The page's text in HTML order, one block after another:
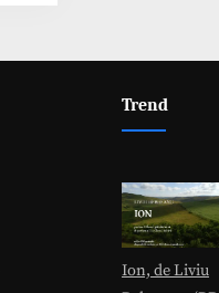
Trend
Ion, de Liviu